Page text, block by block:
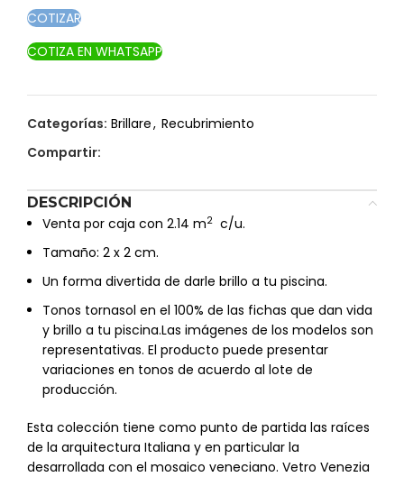
COTIZAR
COTIZA EN WHATSAPP
Categorías: Brillare, Recubrimiento
Compartir:
DESCRIPCIÓN
Venta por caja con 2.14 m2 c/u.
Tamaño: 2 x 2 cm.
Un forma divertida de darle brillo a tu piscina.
Tonos tornasol en el 100% de las fichas que dan vida
y brillo a tu piscina.Las imágenes de los modelos son
representativas. El producto puede presentar
variaciones en tonos de acuerdo al lote de
producción.
Esta colección tiene como punto de partida las raíces
de la arquitectura Italiana y en particular la
desarrollada con el mosaico veneciano. Vetro Venezia